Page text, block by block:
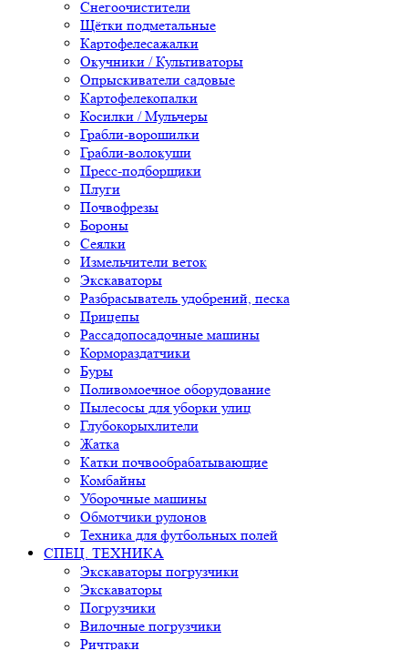
Снегоочистители
Щётки подметальные
Картофелесажалки
Окучники / Культиваторы
Опрыскиватели садовые
Картофелекопалки
Косилки / Мульчеры
Грабли-ворошилки
Грабли-волокуши
Пресс-подборщики
Плуги
Почвофрезы
Бороны
Сеялки
Измельчители веток
Экскаваторы
Разбрасыватель удобрений, песка
Прицепы
Рассадопосадочные машины
Кормораздатчики
Буры
Поливомоечное оборудование
Пылесосы для уборки улиц
Глубокорыхлители
Жатка
Катки почвообрабатывающие
Комбайны
Уборочные машины
Обмотчики рулонов
Техника для футбольных полей
СПЕЦ. ТЕХНИКА
Экскаваторы погрузчики
Экскаваторы
Погрузчики
Вилочные погрузчики
Ричтраки